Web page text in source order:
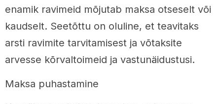
enamik ravimeid mõjutab maksa otseselt või
kaudselt. Seetõttu on oluline, et teavitaks
arsti ravimite tarvitamisest ja võtaksite
arvesse kõrvaltoimeid ja vastunäidustusi.
Maksa puhastamine